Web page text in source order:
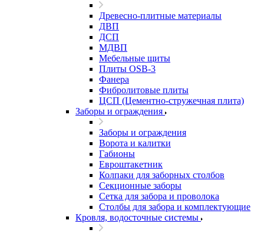
Древесно-плитные материалы
ДВП
ДСП
МДВП
Мебельные щиты
Плиты OSB-3
Фанера
Фибролитовые плиты
ЦСП (Цементно-стружечная плита)
Заборы и ограждения
Заборы и ограждения
Ворота и калитки
Габионы
Евроштакетник
Колпаки для заборных столбов
Секционные заборы
Сетка для забора и проволока
Столбы для забора и комплектующие
Кровля, водосточные системы